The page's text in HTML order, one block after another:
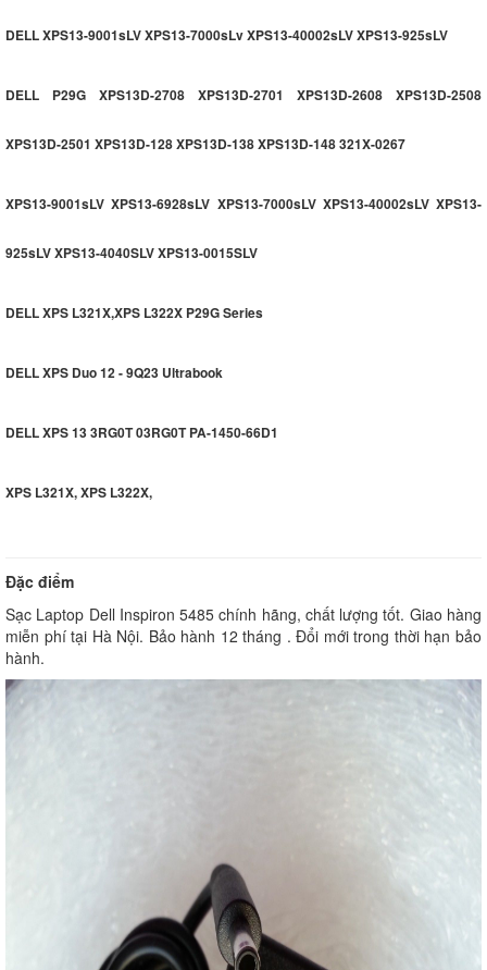
DELL XPS13-9001sLV XPS13-7000sLv XPS13-40002sLV XPS13-925sLV
DELL P29G XPS13D-2708 XPS13D-2701 XPS13D-2608 XPS13D-2508
XPS13D-2501 XPS13D-128 XPS13D-138 XPS13D-148 321X-0267
XPS13-9001sLV XPS13-6928sLV XPS13-7000sLV XPS13-40002sLV XPS13-
925sLV XPS13-4040SLV XPS13-0015SLV
DELL XPS L321X,XPS L322X P29G Series
DELL XPS Duo 12 - 9Q23 Ultrabook
DELL XPS 13 3RG0T 03RG0T PA-1450-66D1
XPS L321X, XPS L322X,
Đặc điểm
Sạc Laptop Dell Inspiron 5485 chính hãng, chất lượng tốt. Giao hàng
miễn phí tại Hà Nội. Bảo hành 12 tháng . Đổi mới trong thời hạn bảo
hành.